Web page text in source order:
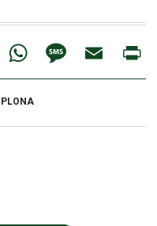
MeneameWhatsAppMessageEmail